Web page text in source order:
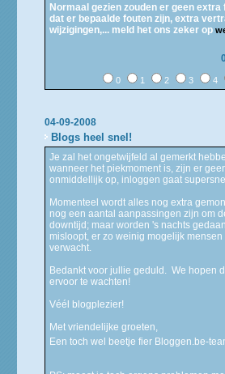
Normaal gezien zouden er geen
dat er bepaalde fouten zijn, extra
wijzigingen,... meld het ons zeker op
0 1 2 3 4
04-09-2008
Blogs heel snel!
Je zal het ongetwijfeld al gemerkt
wanneer het piekmoment is, zijn er
onmiddellijk op, inloggen gaat
Momenteel wordt alles nog extra
nog een aantal aanpassingen zijn om
downtijd; maar worden 's nachts
misloopt, er zo weinig mogelijk
verwacht.
Bedankt voor jullie geduld. We hopen
ervoor te wachten!
Véél blogplezier!
Met vriendelijke groeten,
Een toch wel beetje fier Bloggen.be-